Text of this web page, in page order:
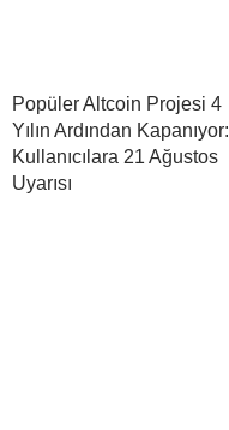
Popüler Altcoin Projesi 4
Yılın Ardından Kapanıyor:
Kullanıcılara 21 Ağustos
Uyarısı